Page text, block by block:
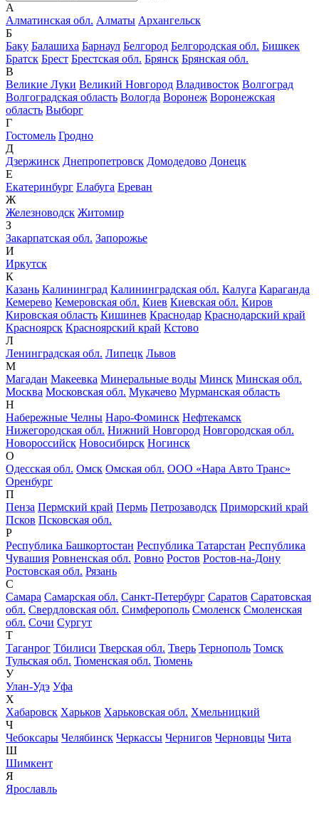
А
Алматинская обл. Алматы Архангельск
Б
Баку Балашиха Барнаул Белгород Белгородская обл. Бишкек
Братск Брест Брестская обл. Брянск Брянская обл.
В
Великие Луки Великий Новгород Владивосток Волгоград
Волгоградская область Вологда Воронеж Воронежская
область Выборг
Г
Гостомель Гродно
Д
Дзержинск Днепропетровск Домодедово Донецк
Е
Екатеринбург Елабуга Ереван
Ж
Железноводск Житомир
З
Закарпатская обл. Запорожье
И
Иркутск
К
Казань Калининград Калининградская обл. Калуга Караганда
Кемерево Кемеровская обл. Киев Киевская обл. Киров
Кировская область Кишинев Краснодар Краснодарский край
Красноярск Красноярский край Кстово
Л
Ленинградская обл. Липецк Львов
М
Магадан Макеевка Минеральные воды Минск Минская обл.
Москва Московская обл. Мукачево Мурманская область
Н
Набережные Челны Наро-Фоминск Нефтекамск
Нижегородская обл. Нижний Новгород Новгородская обл.
Новороссийск Новосибирск Ногинск
О
Одесская обл. Омск Омская обл. ООО «Нара Авто Транс»
Оренбург
П
Пенза Пермский край Пермь Петрозаводск Приморский край
Псков Псковская обл.
Р
Республика Башкортостан Республика Татарстан Республика
Чувашия Ровненская обл. Ровно Ростов Ростов-на-Дону
Ростовская обл. Рязань
С
Самара Самарская обл. Санкт-Петербург Саратов Саратовская
обл. Свердловская обл. Симферополь Смоленск Смоленская
обл. Сочи Сургут
Т
Таганрог Тбилиси Тверская обл. Тверь Тернополь Томск
Тульская обл. Тюменская обл. Тюмень
У
Улан-Удэ Уфа
Х
Хабаровск Харьков Харьковская обл. Хмельницкий
Ч
Чебоксары Челябинск Черкассы Чернигов Черновцы Чита
Ш
Шимкент
Я
Ярославль